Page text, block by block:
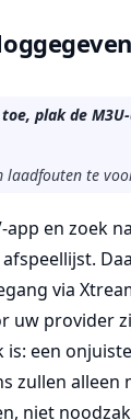
toe, plak de
laadfouten te
app en zoek
via
uw provider
een
zullen alleen
niet